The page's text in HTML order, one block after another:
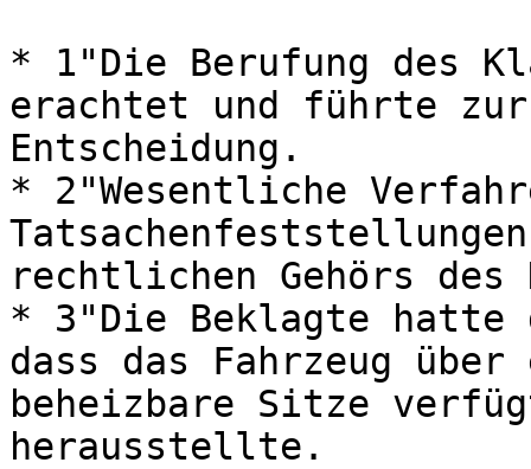
* 1"Die Berufung des
erachtet und führte zur
Entscheidung.
* 2"Wesentliche
rechtlichen Gehörs des
* 3"Die Beklagte hatte
dass das Fahrzeug über
beheizbare Sitze
herausstellte.